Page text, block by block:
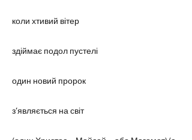
коли хтивий вітер
здіймає подол пустелі
один новий пророк
з’являється на світ